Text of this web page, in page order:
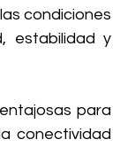
condiciones
estabilidad y
para
conectividad